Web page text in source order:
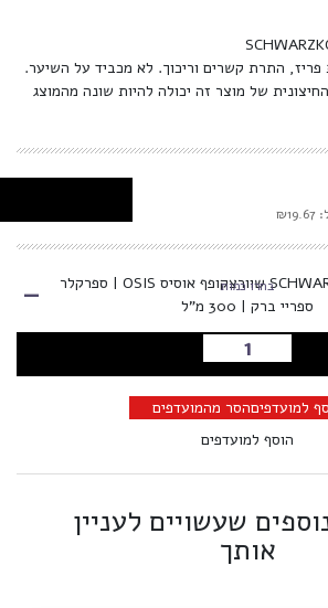
פריז, התרת קשרים וריכוך. לא מכביד על השיער.
של מוצר זה יכולה להיות שונה מהמוצג
כמות של SCHWARZKOPF שוורצקופף אוסיס OSIS | ספרקלר
ספריי ברק | 300 מ"ל
בחרו כמות -
הוספה לסל
למועדפיםהסר מהמועדפים
הוסף למועדפים
שעשויים לעניין
אותך